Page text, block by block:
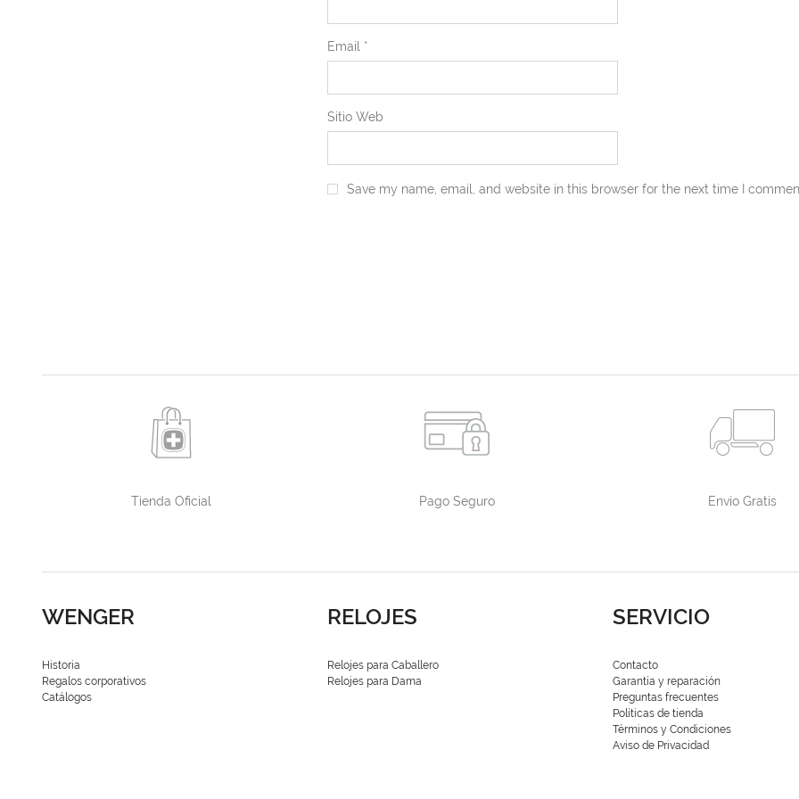
Email *
Sitio Web
Save my name, email, and website in this browser for the next time I
Tienda Oficial Pago Seguro Envío Gratis
WENGER
Historia
Regalos corporativos
Catálogos
RELOJES
Relojes para Caballero
Relojes para Dama
SERVICIO
Contacto
Garantía y reparación
Preguntas frecuentes
Políticas de tienda
Términos y Condiciones
Aviso de Privacidad